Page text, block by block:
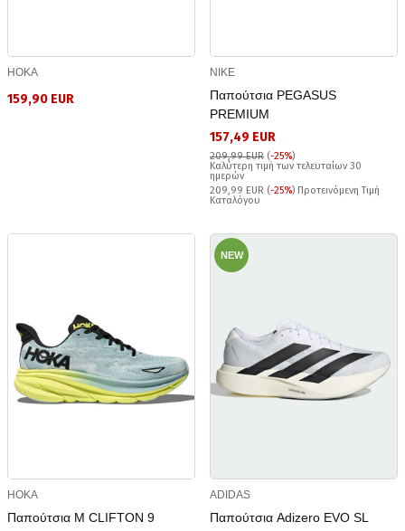
HOKA
159,90 EUR
NIKE
Παπούτσια PEGASUS
PREMIUM
157,49 EUR
209,99 EUR (-25%)
Καλύτερη τιμή των τελευταίων 30
ημερών
209,99 EUR (-25%) Προτεινόμενη Τιμή
Καταλόγου
HOKA
Παπούτσια M CLIFTON 9
NEW
ADIDAS
Παπούτσια Adizero EVO SL